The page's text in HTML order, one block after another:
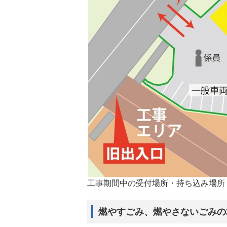
工事期間中の受付場所・持ち込み場所
燃やすごみ、燃やさないごみ